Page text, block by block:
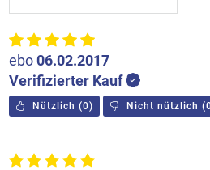
ebo06.02.2017
Verifizierter Kauf
Nützlich (0) Nicht nützlich (